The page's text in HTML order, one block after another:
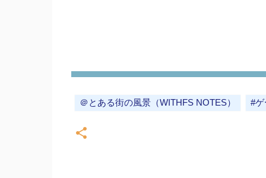
＠とある街の風景（WITHFS NOTES） #ゲ